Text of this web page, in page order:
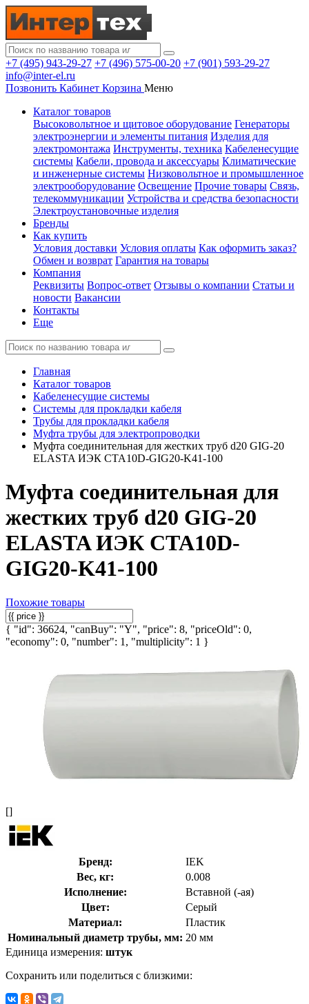
+7 (495) 943-29-27 +7 (496) 575-00-20 +7 (901) 593-29-27
info@inter-el.ru
Позвонить Кабинет Корзина Меню
Каталог товаров
Высоковольтное и щитовое оборудование Генераторы
электроэнергии и элементы питания Изделия для
электромонтажа Инструменты, техника Кабеленесущие
системы Кабели, провода и аксессуары Климатические
и инженерные системы Низковольтное и промышленное
электрооборудование Освещение Прочие товары Связь,
телекоммуникации Устройства и средства безопасности
Электроустановочные изделия
Бренды
Как купить
Условия доставки Условия оплаты Как оформить заказ?
Обмен и возврат Гарантия на товары
Компания
Реквизиты Вопрос-ответ Отзывы о компании Статьи и
новости Вакансии
Контакты
Еще
Главная
Каталог товаров
Кабеленесущие системы
Системы для прокладки кабеля
Трубы для прокладки кабеля
Муфта трубы для электропроводки
Муфта соединительная для жестких труб d20 GIG-20
ELASTA ИЭК CTA10D-GIG20-K41-100
Муфта соединительная для
жестких труб d20 GIG-20
ELASTA ИЭК CTA10D-
GIG20-K41-100
Похожие товары
{ "id": 36624, "canBuy": "Y", "price": 8, "priceOld": 0,
"economy": 0, "number": 1, "multiplicity": 1 }
[]
Бренд:
IEK
Вес, кг:
0.008
Исполнение:
Вставной (-ая)
Цвет:
Серый
Материал:
Пластик
Номинальный диаметр трубы, мм: 20 мм
Единица измерения: штук
Сохранить или поделиться с близкими: